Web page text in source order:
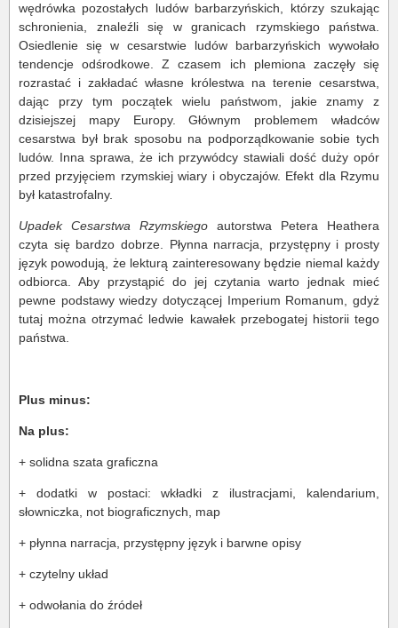
wędrówka pozostałych ludów barbarzyńskich, którzy szukając
schronienia, znaleźli się w granicach rzymskiego państwa.
Osiedlenie się w cesarstwie ludów barbarzyńskich wywołało
tendencje odśrodkowe. Z czasem ich plemiona zaczęły się
rozrastać i zakładać własne królestwa na terenie cesarstwa,
dając przy tym początek wielu państwom, jakie znamy z
dzisiejszej mapy Europy. Głównym problemem władców
cesarstwa był brak sposobu na podporządkowanie sobie tych
ludów. Inna sprawa, że ich przywódcy stawiali dość duży opór
przed przyjęciem rzymskiej wiary i obyczajów. Efekt dla Rzymu
był katastrofalny.
Upadek Cesarstwa Rzymskiego autorstwa Petera Heathera
czyta się bardzo dobrze. Płynna narracja, przystępny i prosty
język powodują, że lekturą zainteresowany będzie niemal każdy
odbiorca. Aby przystąpić do jej czytania warto jednak mieć
pewne podstawy wiedzy dotyczącej Imperium Romanum, gdyż
tutaj można otrzymać ledwie kawałek przebogatej historii tego
państwa.
Plus minus:
Na plus:
+ solidna szata graficzna
+ dodatki w postaci: wkładki z ilustracjami, kalendarium,
słowniczka, not biograficznych, map
+ płynna narracja, przystępny język i barwne opisy
+ czytelny układ
+ odwołania do źródeł